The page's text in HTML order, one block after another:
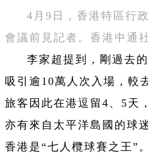
4月9日，香港特區行
會議前見記者。香港中通
李家超提到，剛過去
吸引逾10萬人次入場，較
旅客因此在港逗留4、5天
亦有來自太平洋島國的球
香港是“七人欖球賽之王”